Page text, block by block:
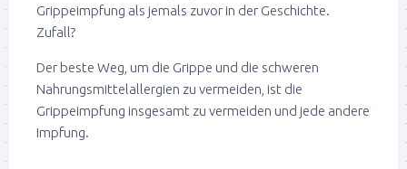
Grippeimpfung als jemals zuvor in der Geschichte.
Zufall?
Der beste Weg, um die Grippe und die schweren
Nahrungsmittelallergien zu vermeiden, ist die
Grippeimpfung insgesamt zu vermeiden und jede andere
Impfung.